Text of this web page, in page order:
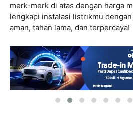
merk-merk di atas dengan harga
lengkapi instalasi listrikmu
aman, tahan lama, dan terpercaya!